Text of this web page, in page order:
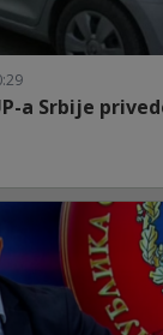
a Srbije